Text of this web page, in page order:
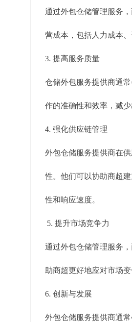
通过外包仓储管理服务
营成本，包括人力成本
3. 提高服务质量
仓储外包服务提供商通
作的准确性和效率，减
4. 强化供应链管理
外包仓储服务提供商在
性。他们可以协助商超
性和响应速度。
5. 提升市场竞争力
通过外包仓储管理服务
助商超更好地应对市场
6. 创新与发展
外包仓储服务提供商通